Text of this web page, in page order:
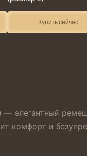
Купить сейчас
элегантный
комфорт и